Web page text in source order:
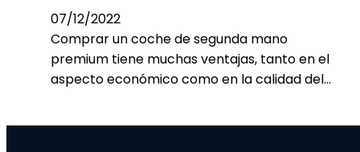
07/12/2022
Comprar un coche de segunda mano
premium tiene muchas ventajas, tanto en el
aspecto económico como en la calidad del…